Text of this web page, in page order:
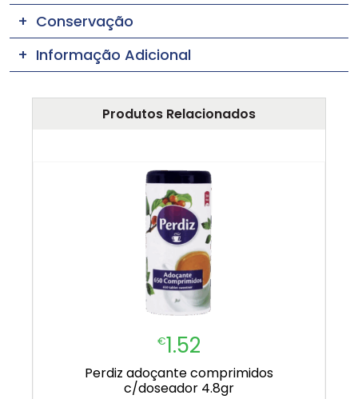
Conservação
Informação Adicional
Produtos Relacionados
€1.52
perdiz adoçante comprimidos
c/doseador 4.8gr